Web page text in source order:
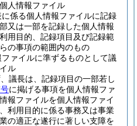
人情報ファイル
係る個人情報ファイルに記録
又は一部を記録した個人情報
用目的、記録項目及び記録範
の事項の範囲内のもの
ァイルに準ずるものとして議
ル
議長は、記録項目の一部若し
に掲げる事項を個人情報ファ
報ファイルを個人情報ファイ
利用目的に係る事務又は事業
の適正な遂行に著しい支障を